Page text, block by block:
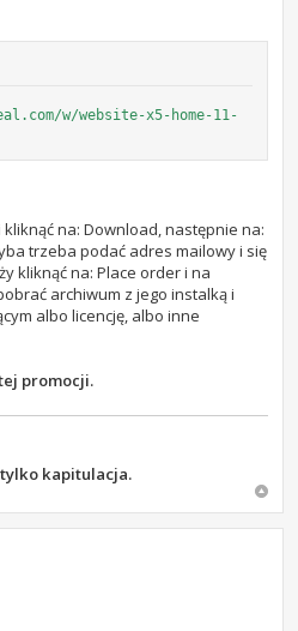
w/website-x5-home-11-
na: Download, następnie na:
trzeba podać adres mailowy i się
kliknąć na: Place order i na
archiwum z jego instalką i
albo licencję, albo inne
promocji.
kapitulacja.